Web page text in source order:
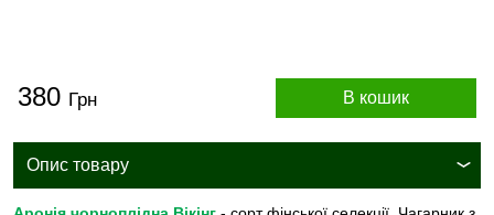
380 Грн В кошик
Опис товару